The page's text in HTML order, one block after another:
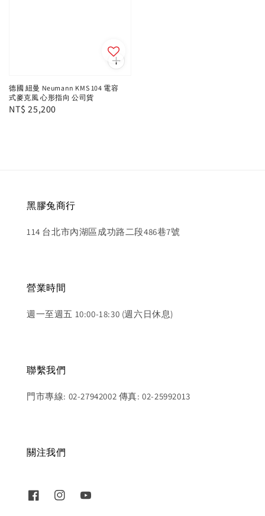
德國 紐曼 Neumann KMS 104 電容
式麥克風 心形指向 公司貨
Regular
NT$ 25,200
黑膠兔商行
114 台北市內湖區成功路二段486巷7號
營業時間
週一至週五 10:00-18:30 (週六日休息)
聯繫我們
門市專線: 02-27942002 傳真: 02-25992013
關注我們